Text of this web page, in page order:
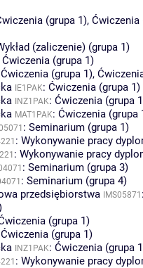
(grupa 1), Ćwiczenia
(zaliczenie) (grupa 1)
Ćwiczenia (grupa 1)
Ćwiczenia (grupa 1),
IE1PAK: Ćwiczenia (grupa 1)
INZ1PAK: Ćwiczenia (grupa
MAT1PAK: Ćwiczenia (grupa
: Seminarium (grupa 1)
: Wykonywanie pracy
: Wykonywanie pracy
: Seminarium (grupa 3)
: Seminarium (grupa 4)
przedsiębiorstwa IMS05871
(grupa 1)
Ćwiczenia (grupa 1)
INZ1PAK: Ćwiczenia (grupa
: Wykonywanie pracy